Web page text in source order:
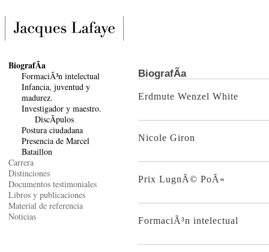
BiografÃ­a
Erdmute Wenzel White
Nicole Giron
Prix LugnÃ© PoÃ«
FormaciÃ³n intelectual
BiografÃ­a
FormaciÃ³n intelectual
Infancia, juventud y
madurez.
Investigador y maestro.
DiscÃ­pulos
Postura ciudadana
Presencia de Marcel
Bataillon
Carrera
Distinciones
Documentos testimoniales
Libros y publicaciones
Material de referencia
Noticias